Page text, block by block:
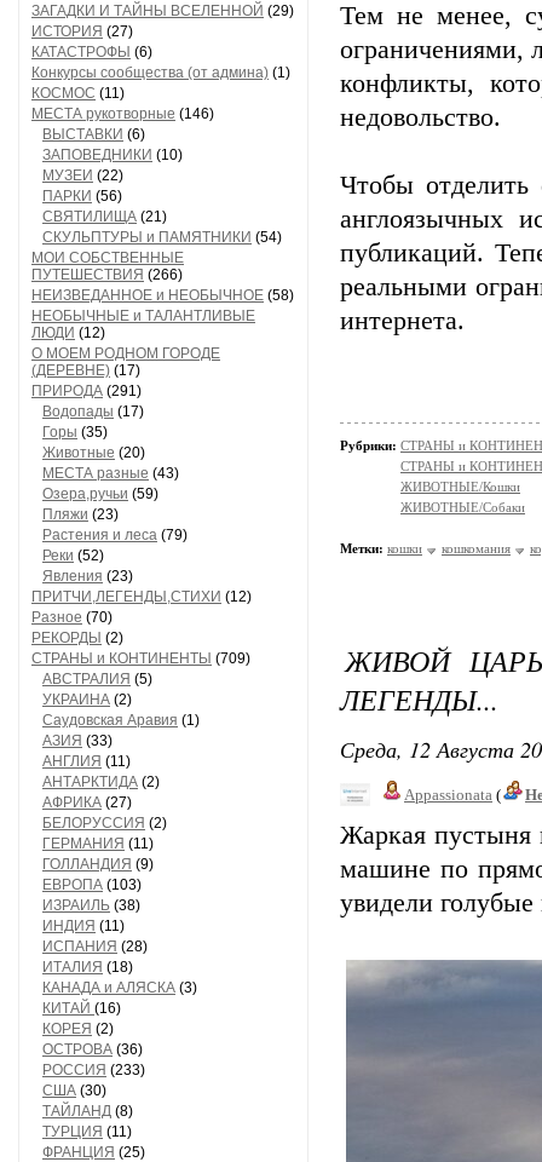
ЗАГАДКИ И ТАЙНЫ ВСЕЛЕННОЙ (29)
ИСТОРИЯ (27)
КАТАСТРОФЫ (6)
Конкурсы сообщества (от админа) (1)
КОСМОС (11)
МЕСТА рукотворные (146)
ВЫСТАВКИ (6)
ЗАПОВЕДНИКИ (10)
МУЗЕИ (22)
ПАРКИ (56)
СВЯТИЛИЩА (21)
СКУЛЬПТУРЫ и ПАМЯТНИКИ (54)
МОИ СОБСТВЕННЫЕ
ПУТЕШЕСТВИЯ (266)
НЕИЗВЕДАННОЕ и НЕОБЫЧНОЕ (58)
НЕОБЫЧНЫЕ и ТАЛАНТЛИВЫЕ
ЛЮДИ (12)
О МОЕМ РОДНОМ ГОРОДЕ
(ДЕРЕВНЕ) (17)
ПРИРОДА (291)
Водопады (17)
Горы (35)
Животные (20)
МЕСТА разные (43)
Озера,ручьи (59)
Пляжи (23)
Растения и леса (79)
Реки (52)
Явления (23)
ПРИТЧИ,ЛЕГЕНДЫ,СТИХИ (12)
Разное (70)
РЕКОРДЫ (2)
СТРАНЫ и КОНТИНЕНТЫ (709)
АВСТРАЛИЯ (5)
УКРАИНА (2)
Саудовская Аравия (1)
АЗИЯ (33)
АНГЛИЯ (11)
АНТАРКТИДА (2)
АФРИКА (27)
БЕЛОРУССИЯ (2)
ГЕРМАНИЯ (11)
ГОЛЛАНДИЯ (9)
ЕВРОПА (103)
ИЗРАИЛЬ (38)
ИНДИЯ (11)
ИСПАНИЯ (28)
ИТАЛИЯ (18)
КАНАДА и АЛЯСКА (3)
КИТАЙ (16)
КОРЕЯ (2)
ОСТРОВА (36)
РОССИЯ (233)
США (30)
ТАЙЛАНД (8)
ТУРЦИЯ (11)
ФРАНЦИЯ (25)
Тем не менее,
ограничениями,
конфликты,
недовольство.
Чтобы
англоязычных
публикаций.
реальными
интернета.
Рубрики: СТРАНЫ и
СТРАНЫ и
ЖИВОТНЫЕ/Кошки
ЖИВОТНЫЕ/Собаки
Метки: кошки кошкомания
ЖИВОЙ
ЛЕГЕНДЫ...
Среда, 12 Августа
Appassionata (
Жаркая пустыня
машине по
увидели